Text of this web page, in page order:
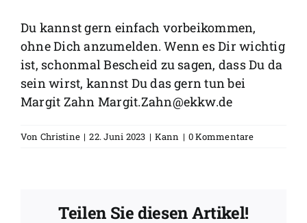
Du kannst gern einfach vorbeikommen,
ohne Dich anzumelden. Wenn es Dir wichtig
ist, schonmal Bescheid zu sagen, dass Du da
sein wirst, kannst Du das gern tun bei
Margit Zahn Margit.Zahn@ekkw.de
Von Christine | 22. Juni 2023 | Kann | 0 Kommentare
Teilen Sie diesen Artikel!